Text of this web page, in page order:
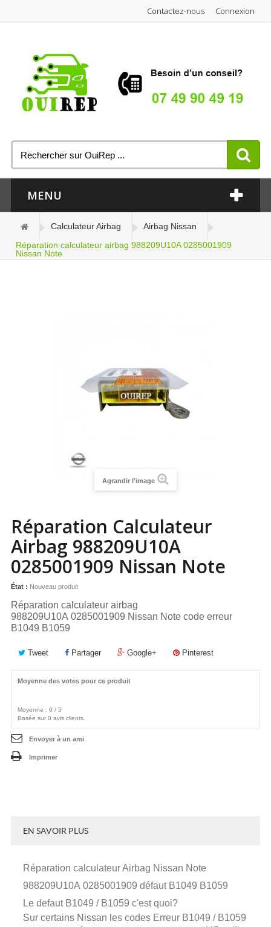
Connexion
Contactez-nous
MENU
Calculateur Airbag
Airbag Nissan
Réparation calculateur airbag 988209U10A 0285001909
Nissan Note
Agrandir l'image
Réparation Calculateur
Airbag 988209U10A
0285001909 Nissan Note
État : Nouveau produit
Réparation calculateur airbag
988209U10A 0285001909 Nissan Note code erreur
B1049 B1059
Tweet Partager Google+ Pinterest
Moyenne des votes pour ce produit
Moyenne : 0 / 5
Basée sur 0 avis clients.
Envoyer à un ami
Imprimer
EN SAVOIR PLUS
Réparation calculateur Airbag Nissan Note
988209U10A 0285001909 défaut B1049 B1059
Le defaut B1049 / B1059 c'est quoi?
Sur certains Nissan les codes Erreur B1049 / B1059